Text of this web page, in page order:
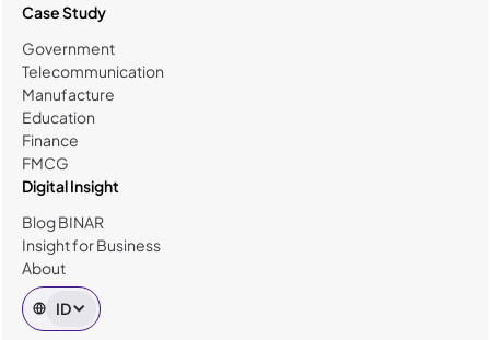
Case Study
Government
Telecommunication
Manufacture
Education
Finance
FMCG
Digital Insight
Blog BINAR
Insight for Business
About
ID